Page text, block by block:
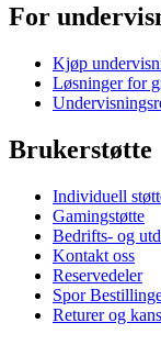
For
Kjøp
Løsninger for
Brukerstøtte
Individuell
Gamingstøtte
Bedrifts- og
Kontakt oss
Reservedeler
Spor
Returer og